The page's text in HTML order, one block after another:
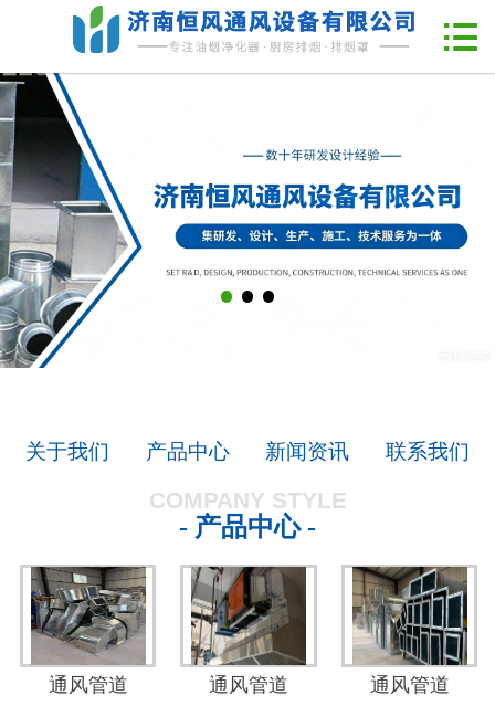
网站首页
产品中心
工程案例

关于我们 产品中心 新闻资讯 联系我们
COMPANY STYLE
- 产品中心 -
通风管道 通风管道 通风管道